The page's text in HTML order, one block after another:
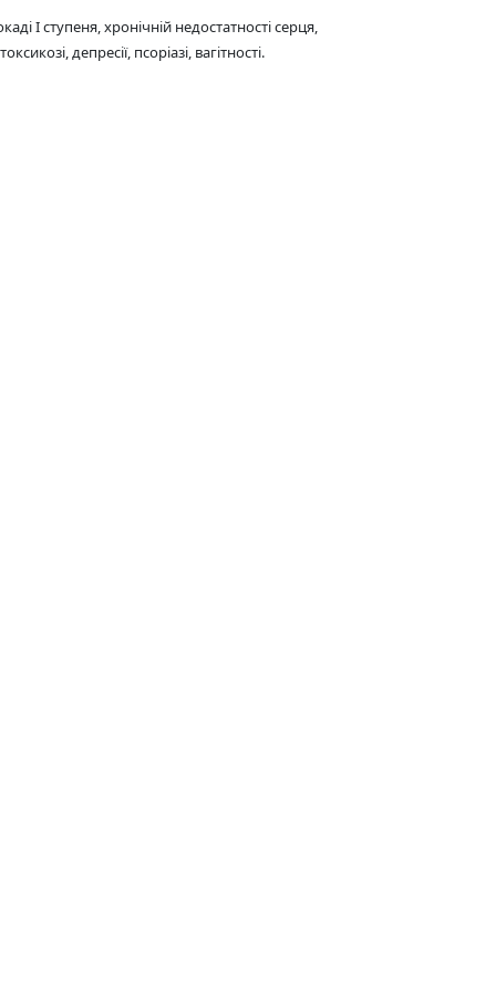
I ступеня, хронічній недостатності серця,
депресії, псоріазі, вагітності.